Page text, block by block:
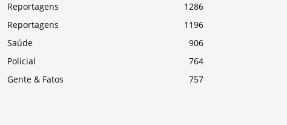
Reportagens
1286
Reportagens
1196
Saúde
906
Policial
764
Gente & Fatos
757